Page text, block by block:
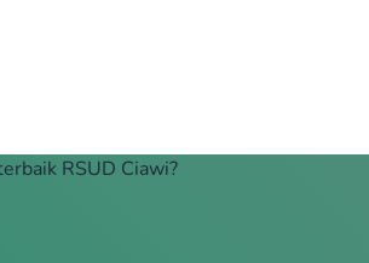
RSUD Ciawi?